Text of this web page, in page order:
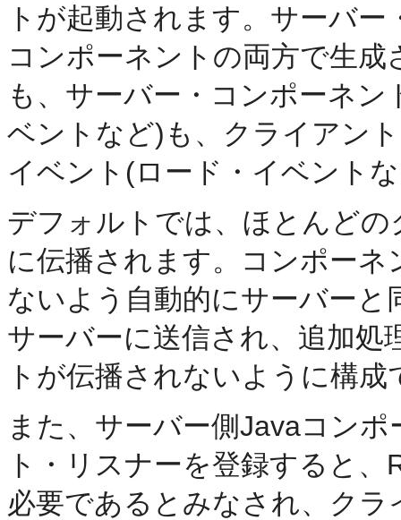
トが起動されます。サーバ
コンポーネントの両方で生
も、サーバー・コンポーネ
ベントなど)も、クライアン
イベント(ロード・イベント
デフォルトでは、ほとんど
に伝播されます。コンポー
ないよう自動的にサーバー
サーバーに送信され、追加
トが伝播されないように構成
また、サーバー側Javaコン
ト・リスナーを登録すると
必要であるとみなされ、ク